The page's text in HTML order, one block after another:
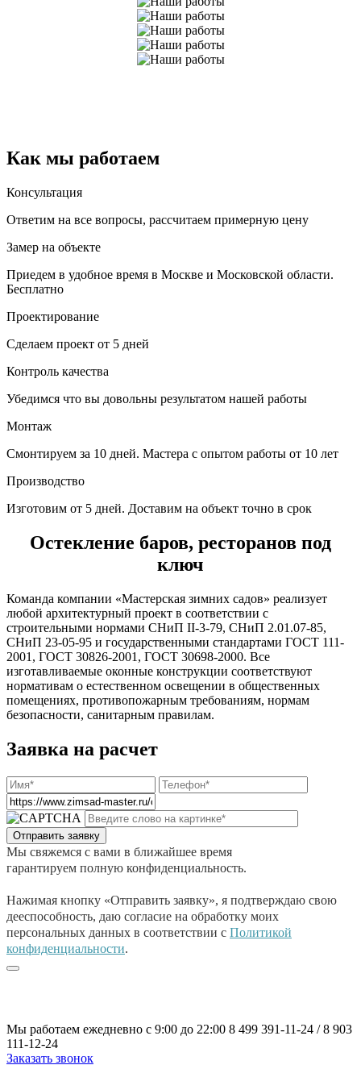
Как мы работаем
Консультация
Ответим на все вопросы, рассчитаем примерную цену
Замер на объекте
Приедем в удобное время в Москве и Московской области.
Бесплатно
Проектирование
Сделаем проект от 5 дней
Контроль качества
Убедимся что вы довольны результатом нашей работы
Монтаж
Смонтируем за 10 дней. Мастера с опытом работы от 10 лет
Производство
Изготовим от 5 дней. Доставим на объект точно в срок
Остекление баров, ресторанов под
ключ
Команда компании «Мастерская зимних садов» реализует
любой архитектурный проект в соответствии с
строительными нормами СНиП II-3-79, СНиП 2.01.07-85,
СНиП 23-05-95 и государственными стандартами ГОСТ 111-
2001, ГОСТ 30826-2001, ГОСТ 30698-2000. Все
изготавливаемые оконные конструкции соответствуют
нормативам о естественном освещении в общественных
помещениях, противопожарным требованиям, нормам
безопасности, санитарным правилам.
Заявка на расчет
Мы свяжемся с вами в ближайшее время
гарантируем полную конфиденциальность.
Нажимая кнопку «Отправить заявку», я подтверждаю свою
дееспособность, даю согласие на обработку моих
персональных данных в соответствии с Политикой
конфиденциальности.
Мы работаем ежедневно с 9:00 до 22:00 8 499 391-11-24 /8 903
111-12-24
Заказать звонок